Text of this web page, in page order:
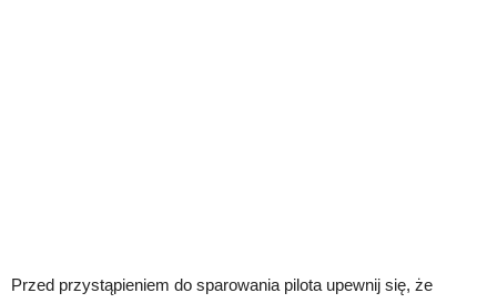
Przed przystąpieniem do sparowania pilota upewnij się, że